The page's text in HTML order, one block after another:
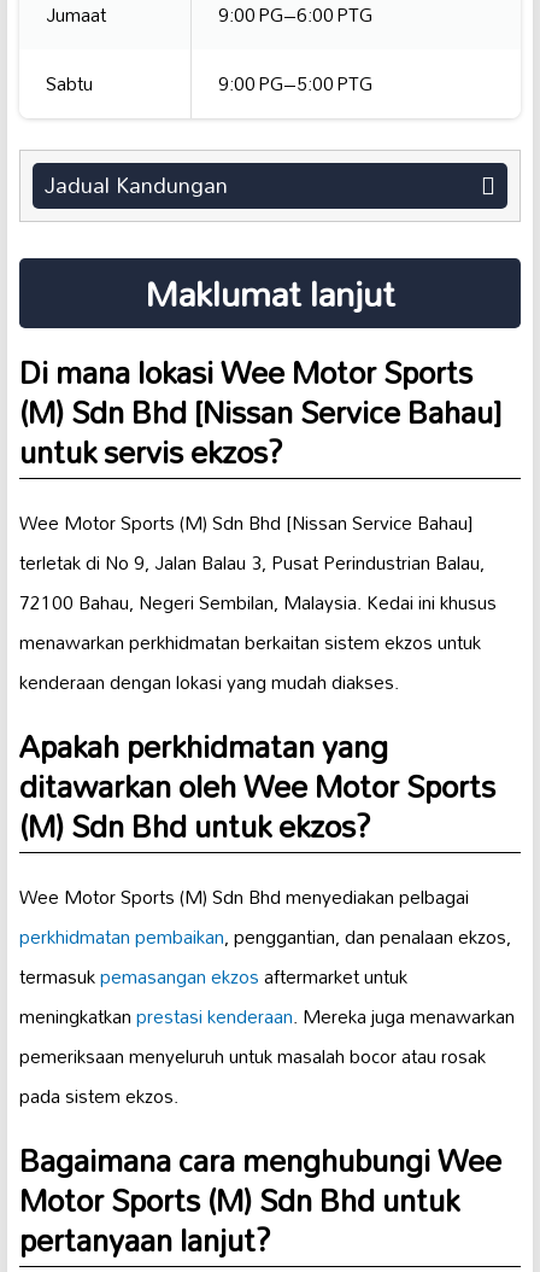
Jumaat
9:00 PG–6:00 PTG
Sabtu
9:00 PG–5:00 PTG
Jadual Kandungan
Maklumat lanjut
Di mana lokasi Wee Motor Sports
(M) Sdn Bhd [Nissan Service Bahau]
untuk servis ekzos?
Wee Motor Sports (M) Sdn Bhd [Nissan Service Bahau]
terletak di No 9, Jalan Balau 3, Pusat Perindustrian Balau,
72100 Bahau, Negeri Sembilan, Malaysia. Kedai ini khusus
menawarkan perkhidmatan berkaitan sistem ekzos untuk
kenderaan dengan lokasi yang mudah diakses.
Apakah perkhidmatan yang
ditawarkan oleh Wee Motor Sports
(M) Sdn Bhd untuk ekzos?
Wee Motor Sports (M) Sdn Bhd menyediakan pelbagai
perkhidmatan pembaikan, penggantian, dan penalaan ekzos,
termasukpemasangan ekzosaftermarket untuk
meningkatkanprestasi kenderaan. Mereka juga menawarkan
pemeriksaan menyeluruh untuk masalah bocor atau rosak
pada sistem ekzos.
Bagaimana cara menghubungi Wee
Motor Sports (M) Sdn Bhd untuk
pertanyaan lanjut?